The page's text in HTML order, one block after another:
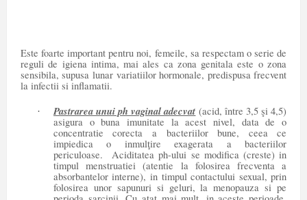
Este foarte important pentru noi, femeile, sa respectam o serie de
reguli de igiena intima, mai ales ca zona genitala este o zona
sensibila, supusa lunar variatiilor hormonale, predispusa frecvent
la infectii si inflamatii.
· Pastrarea unui ph vaginal adecvat (acid, între 3,5 şi 4,5)
asigura o buna imunitate la acest nivel, data de o
concentratie corecta a bacteriilor bune, ceea ce
impiedica o inmulţire exagerata a bacteriilor
periculoase. Aciditatea ph-ului se modifica (creste) in
timpul menstruatiei (atentie la folosirea frecventa a
absorbantelor interne), in timpul contactului sexual, prin
folosirea unor sapunuri si geluri, la menopauza si pe